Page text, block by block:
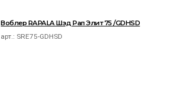
Воблер RAPALA Шэд Рап Элит 75 /GDHSD
арт.: SRE75-GDHSD